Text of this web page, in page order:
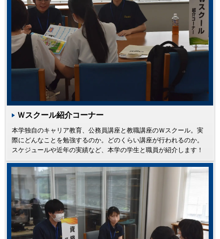
Ｗスクール紹介コーナー
本学独自のキャリア教育、公務員講座と教職講座のＷスクール。実
際にどんなことを勉強するのか。どのくらい講座が行われるのか。
スケジュールや近年の実績など、本学の学生と職員が紹介します！